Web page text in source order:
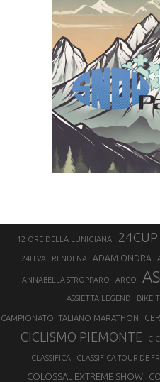
12 ORE DELLA LUNIGIANA 24CUP
24H VAL RENDENA ADAM ONDRA
ANNABELLA STROPPARO ARCO
ASSIETTA LEGEND BIKE
CAMPIONATO ITALIANO MARATHON
CICLISMO PIEMONTE
CLASSIFICA CLASSIFICA TOUR DE
COLOSSAL EXTREME SHOW